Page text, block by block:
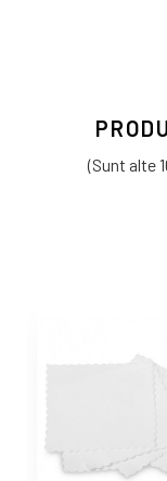
(Sunt alte